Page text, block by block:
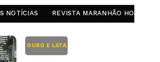
NOTÍCIAS REVISTA MARANHÃO HOJE
OURO E LATA